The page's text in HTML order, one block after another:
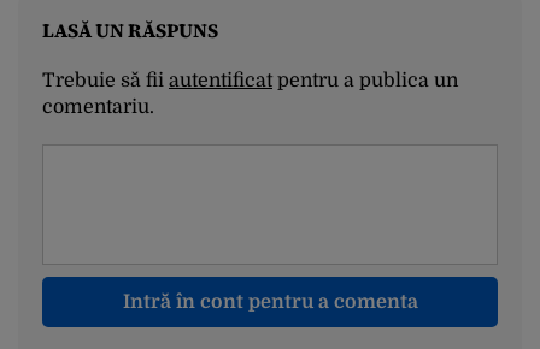
LASĂ UN RĂSPUNS
Trebuie să fii autentificatpentru a publica un
comentariu.
Intră în cont pentru a comenta